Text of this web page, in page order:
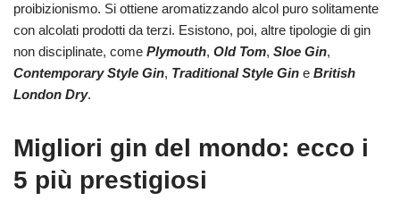
proibizionismo. Si ottiene aromatizzando alcol puro solitamente
con alcolati prodotti da terzi. Esistono, poi, altre tipologie di gin
non disciplinate, come Plymouth, Old Tom, Sloe Gin,
Contemporary Style Gin, Traditional Style Gin e British
London Dry.
Migliori gin del mondo: ecco i
5 più prestigiosi